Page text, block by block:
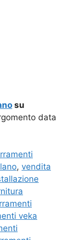
su
data
, vendita
veka